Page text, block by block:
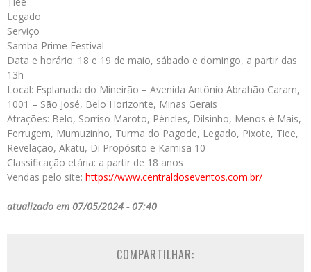
Legado
Serviço
Samba Prime Festival
Data e horário: 18 e 19 de maio, sábado e domingo, a partir das
13h
Local: Esplanada do Mineirão – Avenida Antônio Abrahão Caram,
1001 – São José, Belo Horizonte, Minas Gerais
Atrações: Belo, Sorriso Maroto, Péricles, Dilsinho, Menos é Mais,
Ferrugem, Mumuzinho, Turma do Pagode, Legado, Pixote, Tiee,
Revelação, Akatu, Di Propósito e Kamisa 10
Classificação etária: a partir de 18 anos
Vendas pelo site: https://www.centraldoseventos.com.br/
atualizado em 07/05/2024 - 07:40
COMPARTILHAR: